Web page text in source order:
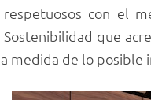
con el
que
medida de lo posible